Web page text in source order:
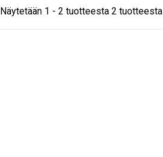
Näytetään 1 - 2 tuotteesta 2 tuotteesta